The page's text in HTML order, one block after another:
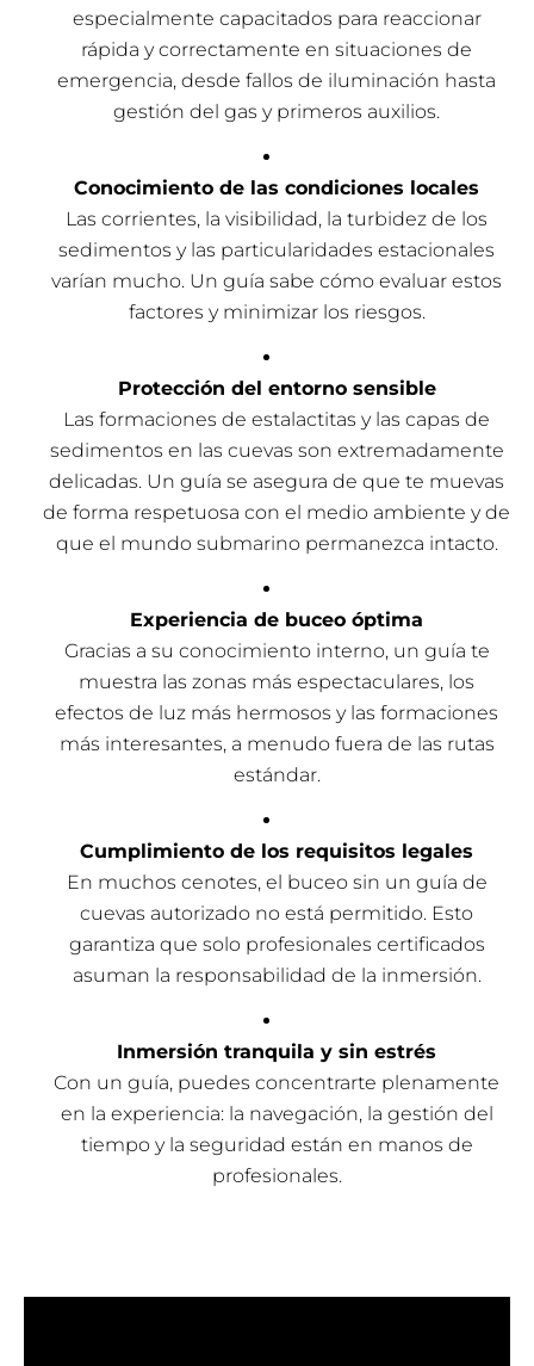
especialmente capacitados para reaccionar
rápida y correctamente en situaciones de
emergencia, desde fallos de iluminación hasta
gestión del gas y primeros auxilios.
Conocimiento de las condiciones locales
Las corrientes, la visibilidad, la turbidez de los
sedimentos y las particularidades estacionales
varían mucho. Un guía sabe cómo evaluar estos
factores y minimizar los riesgos.
Protección del entorno sensible
Las formaciones de estalactitas y las capas de
sedimentos en las cuevas son extremadamente
delicadas. Un guía se asegura de que te muevas
de forma respetuosa con el medio ambiente y de
que el mundo submarino permanezca intacto.
Experiencia de buceo óptima
Gracias a su conocimiento interno, un guía te
muestra las zonas más espectaculares, los
efectos de luz más hermosos y las formaciones
más interesantes, a menudo fuera de las rutas
estándar.
Cumplimiento de los requisitos legales
En muchos cenotes, el buceo sin un guía de
cuevas autorizado no está permitido. Esto
garantiza que solo profesionales certificados
asuman la responsabilidad de la inmersión.
Inmersión tranquila y sin estrés
Con un guía, puedes concentrarte plenamente
en la experiencia: la navegación, la gestión del
tiempo y la seguridad están en manos de
profesionales.